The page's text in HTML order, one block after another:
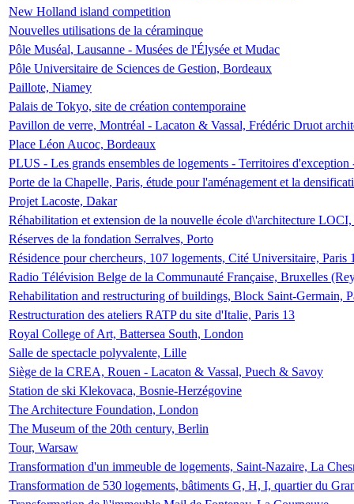
New Holland island competition
Nouvelles utilisations de la céraminque
Pôle Muséal, Lausanne - Musées de l'Élysée et Mudac
Pôle Universitaire de Sciences de Gestion, Bordeaux
Paillote, Niamey
Palais de Tokyo, site de création contemporaine
Pavillon de verre, Montréal - Lacaton & Vassal, Frédéric Druot
Place Léon Aucoc, Bordeaux
PLUS - Les grands ensembles de logements - Territoires
Porte de la Chapelle, Paris, étude pour l'aménagement et la
Projet Lacoste, Dakar
Réhabilitation et extension de la nouvelle école d\'architecture
Réserves de la fondation Serralves, Porto
Résidence pour chercheurs, 107 logements, Cité Universitaire, Paris
Radio Télévision Belge de la Communauté Française, Bruxelles
Rehabilitation and restructuring of buildings, Block Saint-Germain,
Restructuration des ateliers RATP du site d'Italie, Paris 13
Royal College of Art, Battersea South, London
Salle de spectacle polyvalente, Lille
Siège de la CREA, Rouen - Lacaton & Vassal, Puech & Savoy
Station de ski Klekovaca, Bosnie-Herzégovine
The Architecture Foundation, London
The Museum of the 20th century, Berlin
Tour, Warsaw
Transformation d'un immeuble de logements, Saint-Nazaire, La
Transformation de 530 logements, bâtiments G, H, I, quartier du